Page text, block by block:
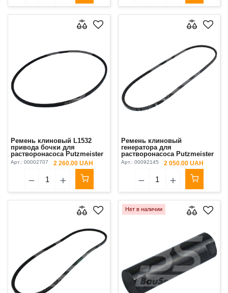
Ремень клиновый L1532
привода бочки для
растворонасоса Putzmeister
3242/Estromat Original
(Премиум)
Арт.: 00002707 2 260.00 UAH
Ремень клиновый
генератора для
растворонасоса Putzmeister
740 Original
Арт.: 00092145 2 050.00 UAH
Нет в наличии